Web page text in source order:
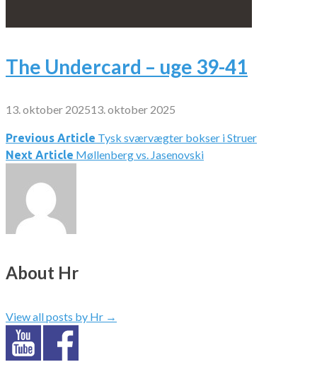
The Undercard – uge 39-41
13. oktober 202513. oktober 2025
Indlægsnavigation
Previous Article Tysk sværvægter bokser i Struer
Next Article Møllenberg vs. Jasenovski
About Hr
View all posts by Hr →